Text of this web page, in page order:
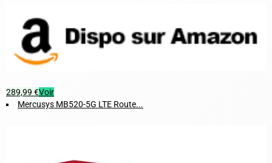
289,99 €Voir
Mercusys MB520-5G LTE Route...